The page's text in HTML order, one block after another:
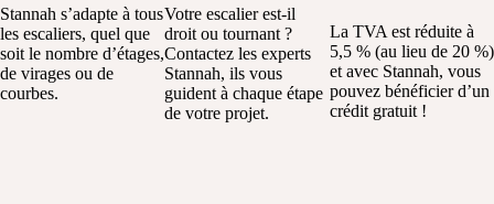
Stannah s’adapte à tous
les escaliers, quel que
soit le nombre d’étages,
de virages ou de
courbes.
Votre escalier est-il
droit ou tournant ?
Contactez les experts
Stannah, ils vous
guident à chaque étape
de votre projet.
La TVA est réduite à
5,5 % (au lieu de 20 %)
et avec Stannah, vous
pouvez bénéficier d’un
crédit gratuit !